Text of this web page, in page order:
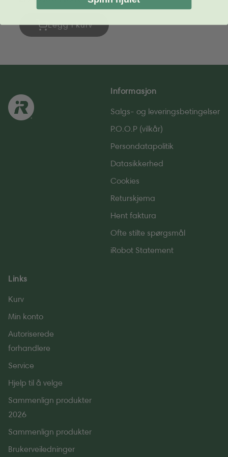
pris
Legg i kurv
Informasjon
Salgs- og leverings­betingelser
P.O.O.P (vilkår)
Persondatapolitik
Datasikkerhed
Cookies
Returskjema
Hent faktura
Ofte stilte spørgsmål
iRobot Statement
Links
Kurv
Min konto
Autoriserede
forhandlere
Service
Hjelp til å velge
Sammenlign produkter
2026
Sammenlign produkter
Brukerveiledninger